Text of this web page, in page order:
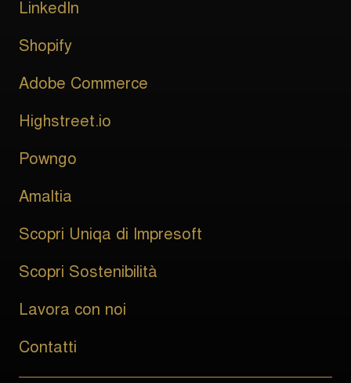
LinkedIn
Shopify
Adobe Commerce
Highstreet.io
Powngo
Amaltia
Scopri Uniqa di Impresoft
Scopri Sostenibilità
Lavora con noi
Contatti